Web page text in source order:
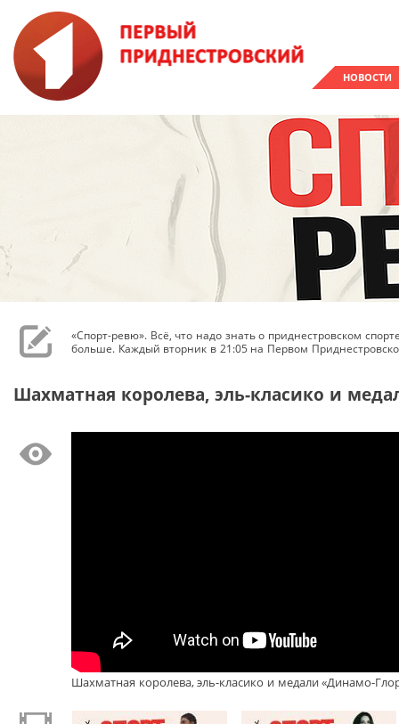
НОВОСТИ
«Спорт-ревю». Всё, что надо знать о приднестровском
больше. Каждый вторник в 21:05 на Первом
Шахматная королева, эль-класико и
Шахматная королева, эль-класико и медали «Динамо-